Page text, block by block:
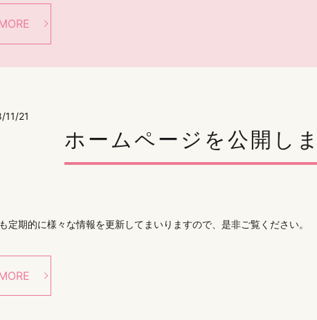
11/21
ホームページを公開しま
定期的に様々な情報を更新してまいりますので、是非ご覧ください。